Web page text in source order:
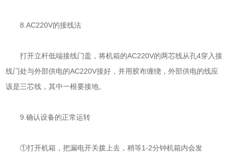
8.AC220V的接线法
打开立杆低端接线门盖，将机箱的AC220V的两芯线从孔4穿入接
线门处与外部供电的AC220V接好，并用胶布缠绕，外部供电的线应
该是三芯线，其中一根要接地。
9.确认设备的正常运转
①打开机箱，把漏电开关拨上去，稍等1-2分钟机箱内会发